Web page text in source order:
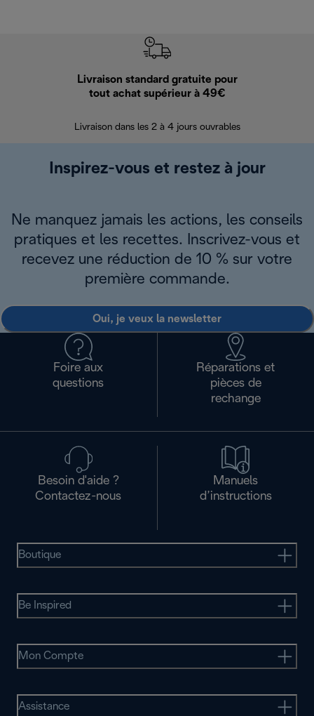
Livraison standard gratuite pour
tout achat supérieur à 49€
Livraison dans les 2 à 4 jours ouvrables
Inspirez-vous et restez à jour
Ne manquez jamais les actions, les conseils
pratiques et les recettes. Inscrivez-vous et
recevez une réduction de 10 % sur votre
première commande.
Oui, je veux la newsletter
Foire aux
questions
Réparations et
pièces de
rechange
Besoin d'aide ?
Contactez-nous
Manuels
d’instructions
Boutique
Be Inspired
Mon Compte
Assistance